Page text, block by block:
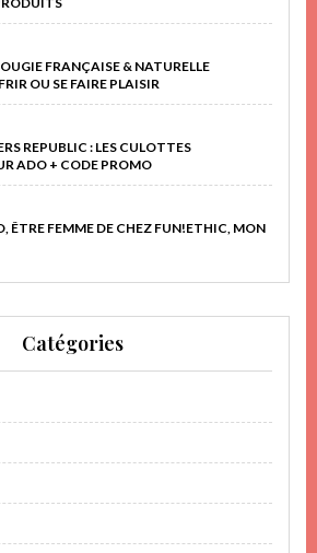
FRANÇAISE & NATURELLE
OU SE FAIRE PLAISIR
REPUBLIC : LES CULOTTES
ADO + CODE PROMO
ÊTRE FEMME DE CHEZ FUN!ETHIC, MON
Catégories